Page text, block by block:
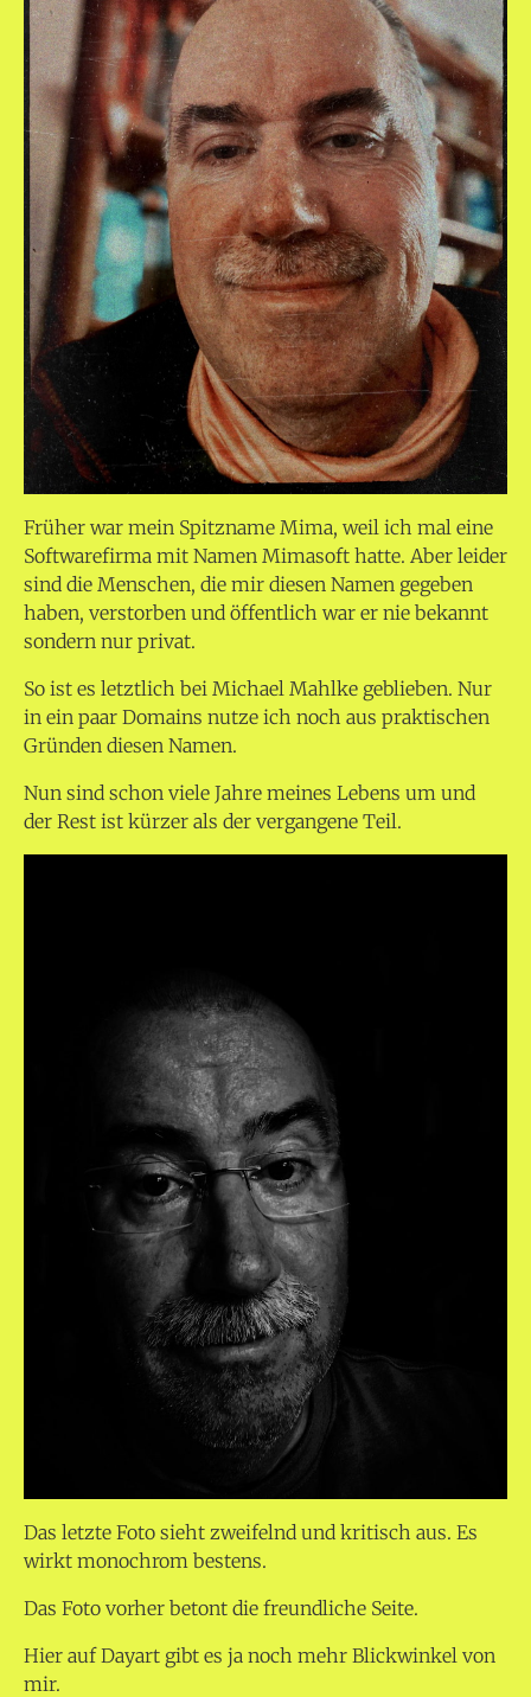
Früher war mein Spitzname Mima, weil ich mal eine
Softwarefirma mit Namen Mimasoft hatte. Aber leider
sind die Menschen, die mir diesen Namen gegeben
haben, verstorben und öffentlich war er nie bekannt
sondern nur privat.
So ist es letztlich bei Michael Mahlke geblieben. Nur
in ein paar Domains nutze ich noch aus praktischen
Gründen diesen Namen.
Nun sind schon viele Jahre meines Lebens um und
der Rest ist kürzer als der vergangene Teil.
Das letzte Foto sieht zweifelnd und kritisch aus. Es
wirkt monochrom bestens.
Das Foto vorher betont die freundliche Seite.
Hier auf Dayart gibt es ja noch mehr Blickwinkel von
mir.